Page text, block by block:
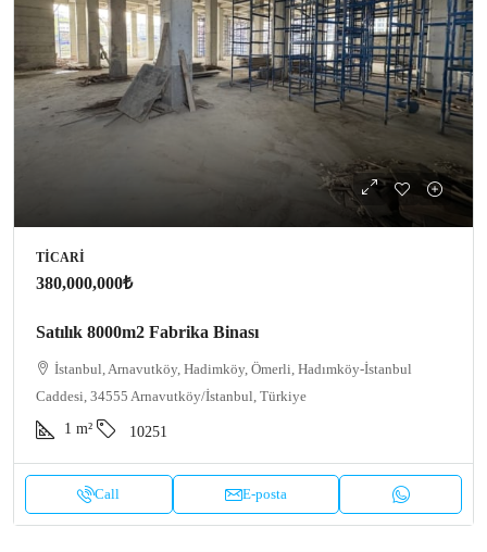
TICARI
380,000,000₺
Satılık 8000m2 Fabrika Binası
İstanbul, Arnavutköy, Hadimköy, Ömerli, Hadımköy-İstanbul
Caddesi, 34555 Arnavutköy/İstanbul, Türkiye
1 m² 10251
Call E-posta